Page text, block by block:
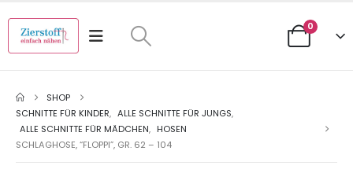
0
SHOP
SCHNITTE FÜR KINDER, ALLE SCHNITTE FÜR JUNGS,
ALLE SCHNITTE FÜR MÄDCHEN, HOSEN
SCHLAGHOSE, “FLOPPI”, GR. 62 – 104